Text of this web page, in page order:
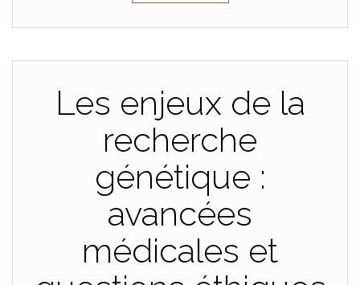
Les enjeux de la
recherche
génétique :
avancées
médicales et